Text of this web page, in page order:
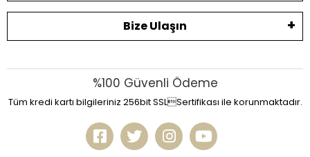
Bize Ulaşın
%100 Güvenli Ödeme
Tüm kredi kartı bilgileriniz 256bit SSLSertifikası ile korunmaktadır.